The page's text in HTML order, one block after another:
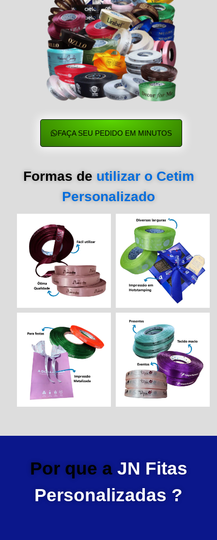
FAÇA SEU PEDIDO EM MINUTOS
Formas de utilizar o Cetim
Personalizado
Por que a JN Fitas
Personalizadas ?